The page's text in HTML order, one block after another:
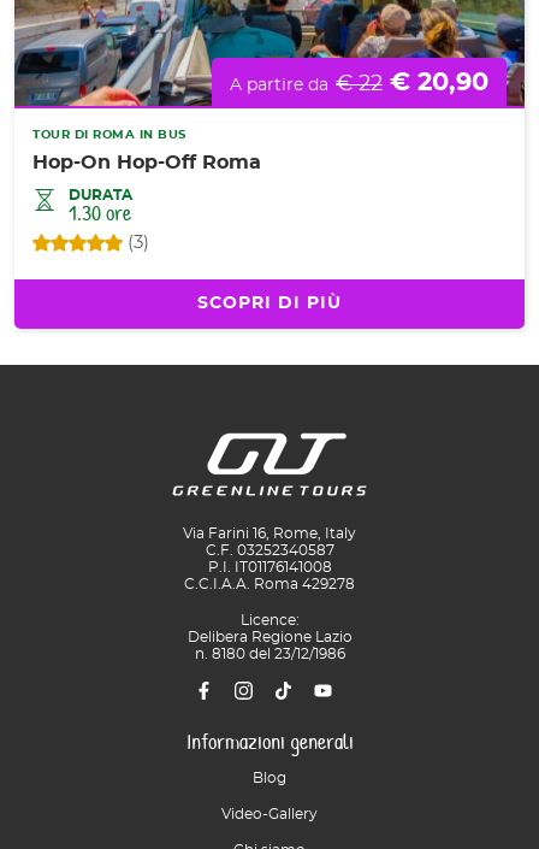
A partire da € 22 € 20,90
TOUR DI ROMA IN BUS
Hop-On Hop-Off Roma
DURATA
1.30 ore
(3)
SCOPRI DI PIÙ
Via Farini 16, Rome, Italy
C.F. 03252340587
P.I. IT01176141008
C.C.I.A.A. Roma 429278
Licence:
Delibera Regione Lazio
n. 8180 del 23/12/1986
Informazioni generali
Blog
Video-Gallery